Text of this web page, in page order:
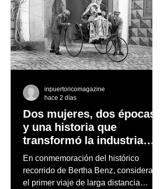
Dos mujeres, dos épocas
y una historia que
transformó la industria
automotriz
En conmemoración del histórico
recorrido de Bertha Benz, considerado
el primer viaje de larga distancia
inpuertoricomagazine
hace 2 días